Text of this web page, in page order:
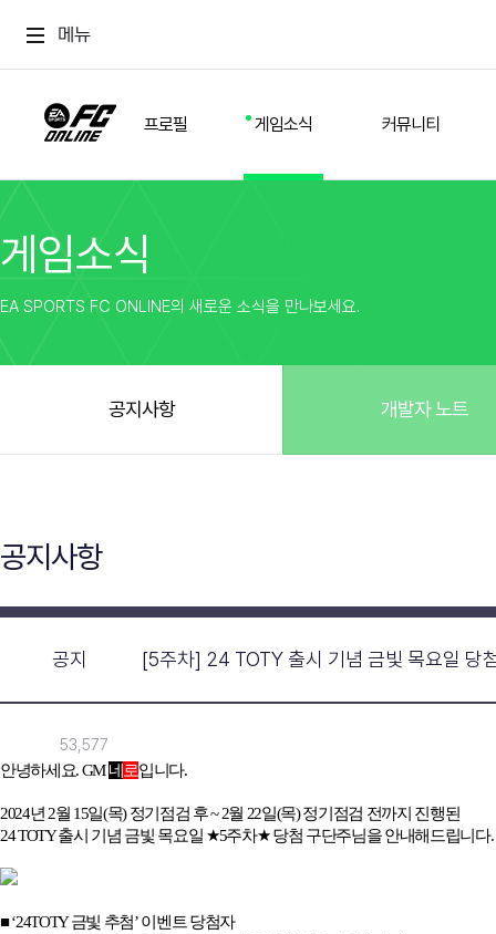
메뉴
프로필 게임소식 커뮤니티
스쿼드
경기 기록
커뮤니티
방명록
설정
업데이트
유저 가이드
게임 플레이 버그 제보
게임소식
EA SPORTS FC ONLINE의 새로운 소식을 만나보세요.
공지사항 개발자 노트
공지사항
공지 [5주차] 24 TOTY 출시 기념 금빛 목요일 당
53,577
안녕하세요. GM네 로입니다.
2024년 2월 15일(목)정기점검 후~ 2월 22일(목)정기점검 전까지 진행된
24 TOTY출시 기념 금빛 목요일 ★5주차★당첨 구단주님을 안내해드립니다.
■ ‘24TOTY금빛 추첨’이벤트 당첨자